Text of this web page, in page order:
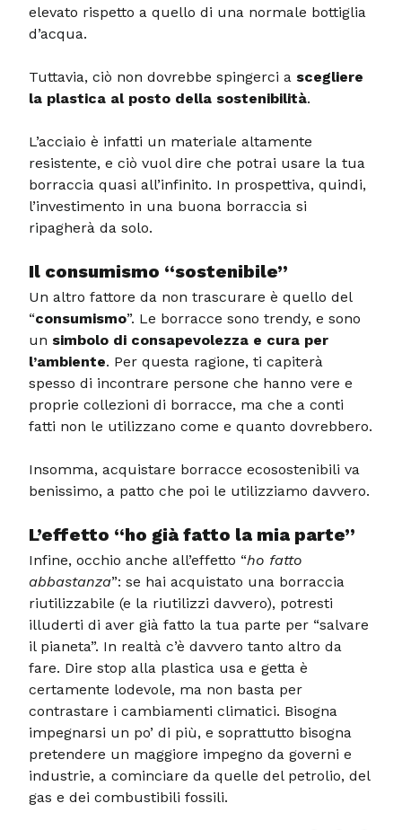
elevato rispetto a quello di una normale bottiglia
d’acqua.
Tuttavia, ciò non dovrebbe spingerci a scegliere
la plastica al posto della sostenibilità.
L’acciaio è infatti un materiale altamente
resistente, e ciò vuol dire che potrai usare la tua
borraccia quasi all’infinito. In prospettiva, quindi,
l’investimento in una buona borraccia si
ripagherà da solo.
Il consumismo “sostenibile”
Un altro fattore da non trascurare è quello del
“consumismo”. Le borracce sono trendy, e sono
un simbolo di consapevolezza e cura per
l’ambiente. Per questa ragione, ti capiterà
spesso di incontrare persone che hanno vere e
proprie collezioni di borracce, ma che a conti
fatti non le utilizzano come e quanto dovrebbero.
Insomma, acquistare borracce ecosostenibili va
benissimo, a patto che poi le utilizziamo davvero.
L’effetto “ho già fatto la mia parte”
Infine, occhio anche all’effetto “ho fatto
abbastanza”: se hai acquistato una borraccia
riutilizzabile (e la riutilizzi davvero), potresti
illuderti di aver già fatto la tua parte per “salvare
il pianeta”. In realtà c’è davvero tanto altro da
fare. Dire stop alla plastica usa e getta è
certamente lodevole, ma non basta per
contrastare i cambiamenti climatici. Bisogna
impegnarsi un po’ di più, e soprattutto bisogna
pretendere un maggiore impegno da governi e
industrie, a cominciare da quelle del petrolio, del
gas e dei combustibili fossili.